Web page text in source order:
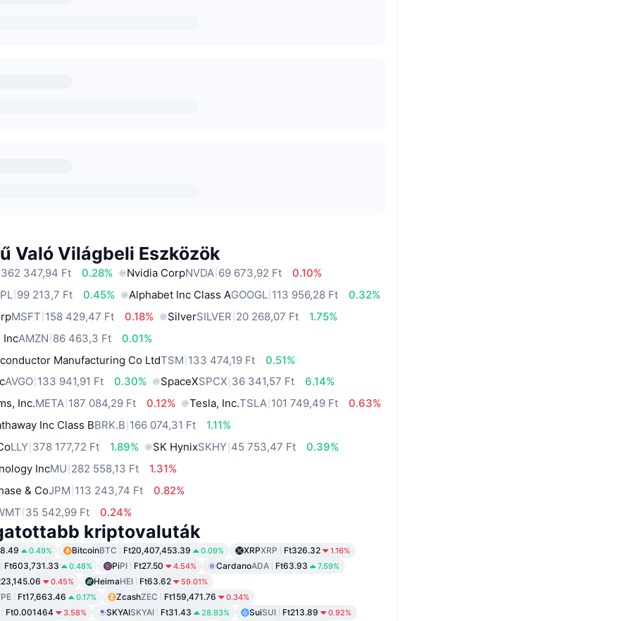
Való Világbeli Eszközök
362 347,94 Ft 0.28% Nvidia CorpNVDA 69 673,92 Ft
0.10%
99 213,7 Ft 0.45% Alphabet Inc Class AGOOGL 113 956,28 Ft
0.32%
MSFT 158 429,47 Ft 0.18% SilverSILVER 20 268,07 Ft
1.75%
IncAMZN 86 463,3 Ft
0.01%
Manufacturing Co LtdTSM 133 474,19 Ft
0.51%
AVGO 133 941,91 Ft 0.30% SpaceXSPCX 36 341,57 Ft
6.14%
Inc.META 187 084,29 Ft 0.12% Tesla, Inc.TSLA 101 749,49 Ft
0.63%
Inc Class BBRK.B 166 074,31 Ft
1.11%
LLY 378 177,72 Ft 1.89% SK HynixSKHY 45 753,47 Ft
0.39%
IncMU 282 558,13 Ft
1.31%
& CoJPM 113 243,74 Ft
0.82%
35 542,99 Ft 0.24%
kriptovaluták
0.49% BitcoinBTC Ft20,407,453.39 0.09% XRPXRP Ft326.32 1.16%
Ft603,731.33 0.48% PiPI Ft27.50 4.54% CardanoADA Ft63.93 7.59%
0.45% HeimaHEI Ft63.62 59.01%
Ft17,663.46 0.17% ZcashZEC Ft159,471.76 0.34%
Ft0.001464 3.58% SKYAISKYAI Ft31.43 28.93% SuiSUI Ft213.89 0.92%